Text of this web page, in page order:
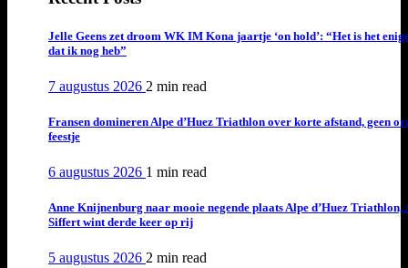
Jelle Geens zet droom WK IM Kona jaartje ‘on hold’: “Het is het
dat ik nog heb”
7 augustus 2026 2 min read
Fransen domineren Alpe d’Huez Triathlon over korte afstand, geen
feestje
6 augustus 2026 1 min read
Anne Knijnenburg naar mooie negende plaats Alpe d’Huez Triathlon,
Siffert wint derde keer op rij
5 augustus 2026 2 min read